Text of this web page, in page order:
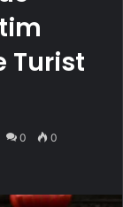
Turist
0 0